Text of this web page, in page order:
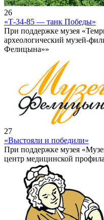
26
«Т-34-85 — танк Победы»
При поддержке музея
археологический музей-
Фелицына»»
27
«Выстояли и победили»
При поддержке музея
центр медицинской